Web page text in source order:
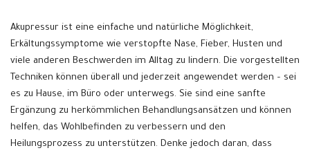
Akupressur ist eine einfache und natürliche Möglichkeit,
Erkältungssymptome wie verstopfte Nase, Fieber, Husten und
viele anderen Beschwerden im Alltag zu lindern. Die vorgestellten
Techniken können überall und jederzeit angewendet werden – sei
es zu Hause, im Büro oder unterwegs. Sie sind eine sanfte
Ergänzung zu herkömmlichen Behandlungsansätzen und können
helfen, das Wohlbefinden zu verbessern und den
Heilungsprozess zu unterstützen. Denke jedoch daran, dass